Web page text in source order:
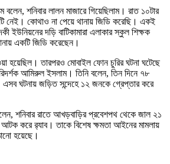
বলেন, শনিবার লালন মাজারে গিয়েছিলাম। রাত ১০টার
নেই। কোথাও না পেয়ে থানায় জিডি করেছি। একই
ইউনিয়নের দড়ি বাটিকামারা এলাকার স্কুল শিক্ষক
একটি জিডি করেছেন।
হয়েছিল। তারপরও মোবাইল ফোন চুরির ঘটনা ঘটেছে
আমিরুল ইসলাম। তিনি বলেন, তিন দিনে ৭৮
ঘটনায় জড়িত সন্দেহে ১২ জনকে গ্রেপ্তার করে
শনিবার রাতে আখড়বাড়ির প্রবেশপথ থেকে জাল ২১
করে র‍্যাব। তাকে বিশেষ ক্ষমতা আইনের মামলায়
হয়েছে।